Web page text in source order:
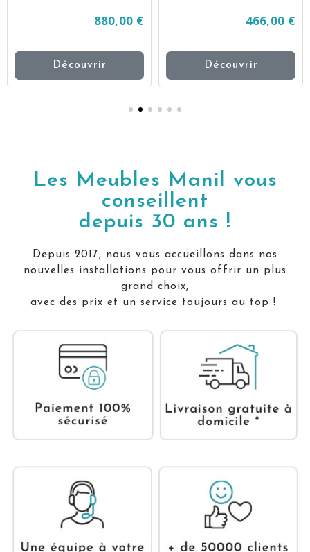
880,00 €
Découvrir
466,00 €
Découvrir
Les Meubles Manil vous
conseillent
depuis 30 ans !
Depuis 2017, nous vous accueillons dans nos
nouvelles installations pour vous offrir un plus
grand choix,
avec des prix et un service toujours au top !